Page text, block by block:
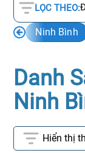
LỌC THEO:
Ninh Bình
Danh
Ninh